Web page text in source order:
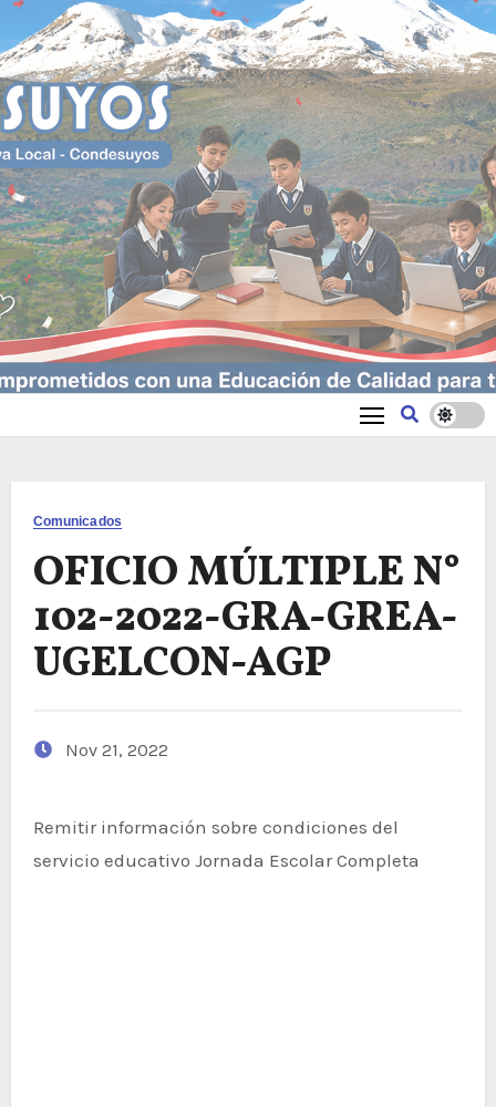
Comunicados
OFICIO MÚLTIPLE N°
102-2022-GRA-GREA-
UGELCON-AGP
Nov 21, 2022
Remitir información sobre condiciones del
servicio educativo Jornada Escolar Completa